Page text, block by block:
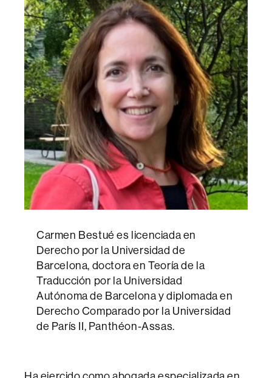
Carmen Bestué es licenciada en
Derecho por la Universidad de
Barcelona, doctora en Teoría de la
Traducción por la Universidad
Autónoma de Barcelona y diplomada en
Derecho Comparado por la Universidad
de París II, Panthéon-Assas.